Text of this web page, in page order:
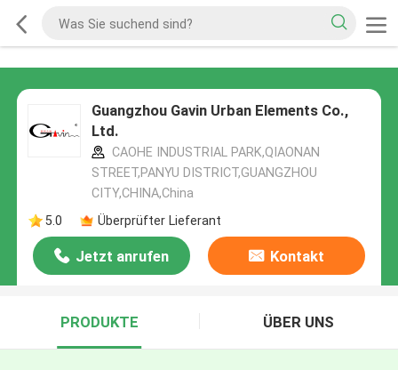
Guangzhou Gavin Urban Elements Co.,
Ltd.
CAOHE INDUSTRIAL PARK,QIAONAN
STREET,PANYU DISTRICT,GUANGZHOU
CITY,CHINA,China
5.0
Überprüfter Lieferant
Jetzt anrufen Kontakt
PRODUKTE ÜBER UNS